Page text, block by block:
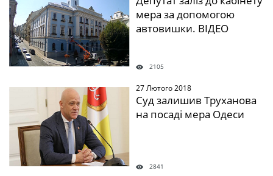
мера за допомогою
автовишки. ВІДЕО
2105
27 Лютого 2018
Суд залишив Труханова
на посаді мера Одеси
2841